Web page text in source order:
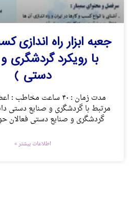
جعبه ابزار راه اندازی
با رویکرد گردشگری
دستی )
مدت زمان : ۴۰ ساعت
مرتبط با گردشگری و صنایع دستی
گردشگری و صنایع دستی فعالان
اطلاعات بیشتر »